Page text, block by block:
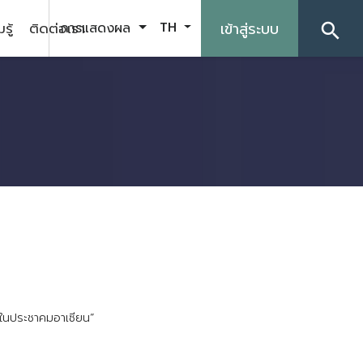
รู้ ติดต่อเราการแสดงผล TH เข้าสู่ระบบ search
ในประชาคมอาเซยน”